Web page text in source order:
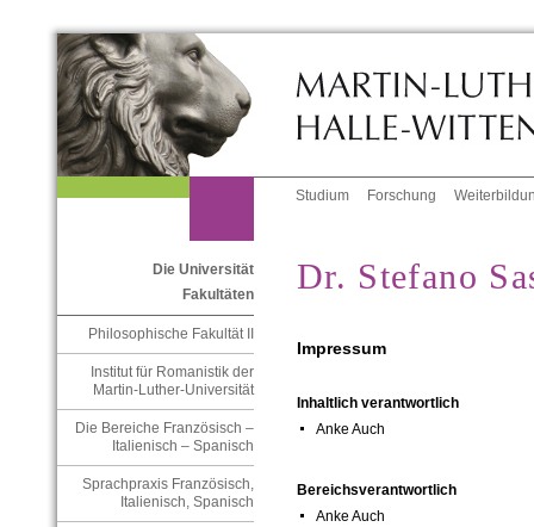
Studium Forschung
Die Universität
Fakultäten
Philosophische Fakultät II
Institut für Romanistik der
Martin-Luther-Universität
Die Bereiche Französisch –
Italienisch – Spanisch
Sprachpraxis Französisch,
Italienisch, Spanisch
Dr. Stefano
Impressum
Inhaltlich verantwortlich
Anke Auch
Bereichsverantwortlich
Anke Auch